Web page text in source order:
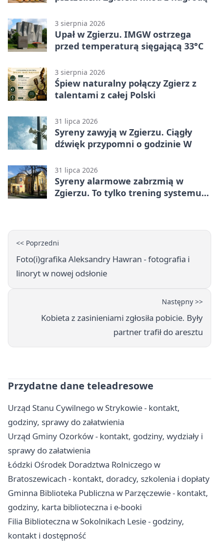
3 sierpnia 2026
Upał w Zgierzu. IMGW ostrzega
przed temperaturą sięgającą 33°C
3 sierpnia 2026
Śpiew naturalny połączy Zgierz z
talentami z całej Polski
31 lipca 2026
Syreny zawyją w Zgierzu. Ciągły
dźwięk przypomni o godzinie W
31 lipca 2026
Syreny alarmowe zabrzmią w
Zgierzu. To tylko trening systemu
<< Poprzedni
Foto(i)grafika Aleksandry Hawran - fotografia i
linoryt w nowej odsłonie
Następny >>
Kobieta z zasinieniami zgłosiła pobicie. Były
partner trafił do aresztu
Przydatne dane teleadresowe
Urząd Stanu Cywilnego w Strykowie - kontakt,
godziny, sprawy do załatwienia
Urząd Gminy Ozorków - kontakt, godziny, wydziały i
sprawy do załatwienia
Łódzki Ośrodek Doradztwa Rolniczego w
Bratoszewicach - kontakt, doradcy, szkolenia i dopłaty
Gminna Biblioteka Publiczna w Parzęczewie - kontakt,
godziny, karta biblioteczna i e-booki
Filia Biblioteczna w Sokolnikach Lesie - godziny,
kontakt i dostępność